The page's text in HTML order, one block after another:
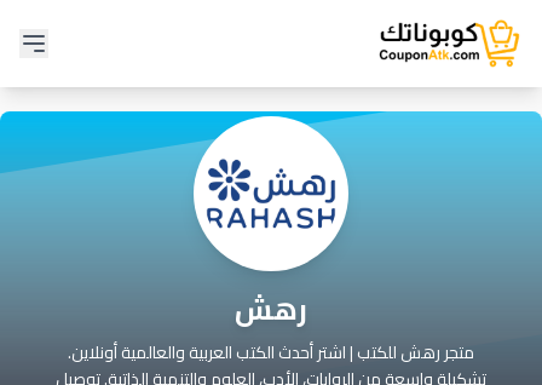
رهش
متجر رهش للكتب | اشتر أحدث الكتب العربية والعالمية أونلاين.